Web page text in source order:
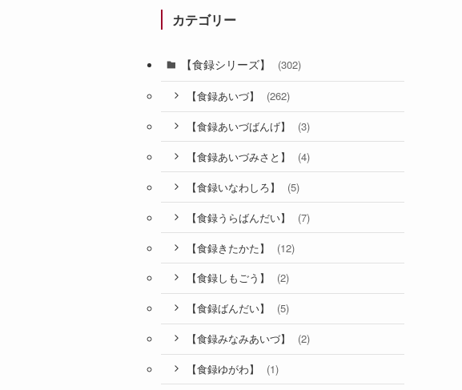
カテゴリー
【食録シリーズ】 (302)
【食録あいづ】 (262)
【食録あいづばんげ】 (3)
【食録あいづみさと】 (4)
【食録いなわしろ】 (5)
【食録うらばんだい】 (7)
【食録きたかた】 (12)
【食録しもごう】 (2)
【食録ばんだい】 (5)
【食録みなみあいづ】 (2)
【食録ゆがわ】 (1)